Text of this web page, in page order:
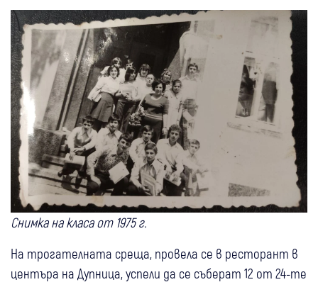
Снимка на класа от 1975 г.
На трогателната среща, провела се в ресторант в
центъра на Дупница, успели да се съберат 12 от 24-те